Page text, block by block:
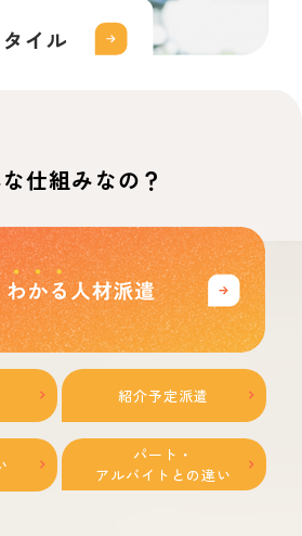
仕組みなの？
紹介予定派遣
パート・
アルバイトとの違い